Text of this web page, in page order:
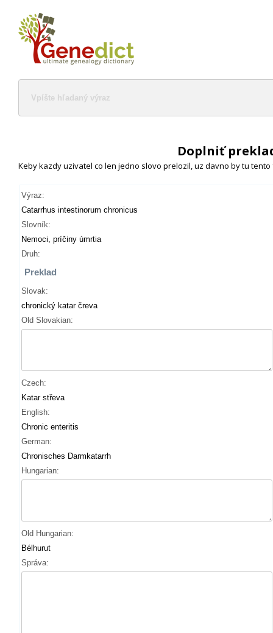
Doplniť
Keby kazdy uzivatel co len jedno slovo prelozil, uz davno by tu
Výraz:
Catarrhus intestinorum chronicus
Slovník:
Nemoci, príčiny úmrtia
Druh:
Preklad
Slovak:
chronický katar čreva
Old Slovakian:
Czech:
Katar střeva
English:
Chronic enteritis
German:
Chronisches Darmkatarrh
Hungarian:
Old Hungarian:
Bélhurut
Správa: